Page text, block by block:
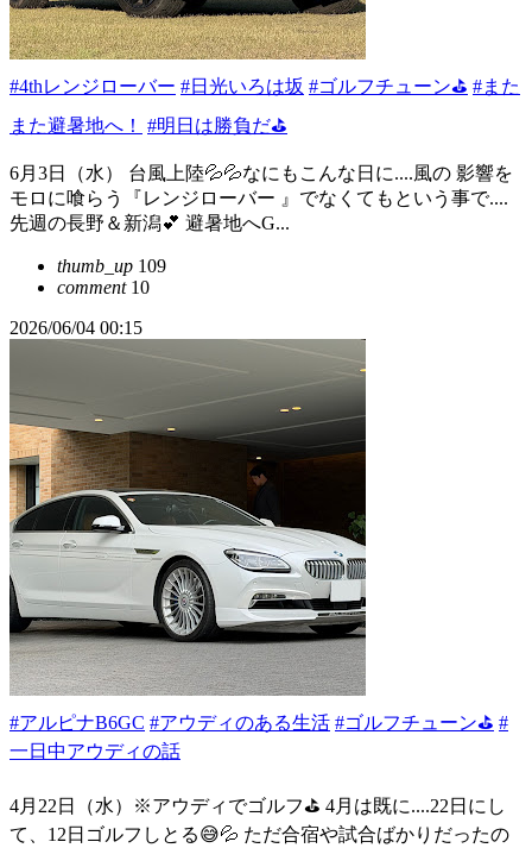
#4thレンジローバー #日光いろは坂 #ゴルフチューン⛳ #また
また避暑地へ！
#明日は勝負だ⛳️
6月3日（水） 台風上陸💦💦なにもこんな日に....風の 影響を
モロに喰らう『レンジローバー 』でなくてもという事で....
先週の長野＆新潟💕 避暑地へG...
thumb_up 109
comment10
2026/06/04 00:15
#アルピナB6GC #アウディのある生活 #ゴルフチューン⛳ #
一日中アウディの話
4月22日（水）※アウディでゴルフ⛳️ 4月は既に....22日にし
て、12日ゴルフしとる😅💦 ただ合宿や試合ばかりだったの